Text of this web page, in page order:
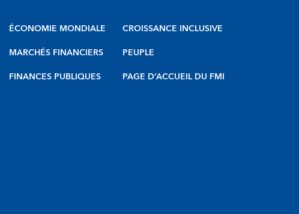
ÉCONOMIE MONDIALE
MARCHÉS FINANCIERS
FINANCES PUBLIQUES
CROISSANCE INCLUSIVE
PEUPLE
PAGE D’ACCUEIL DU FMI